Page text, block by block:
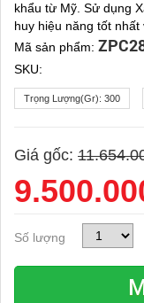
khẩu từ Mỹ. Sử dụng
huy hiệu năng tốt
Mã sản phẩm:
SKU:
Trọng Lượng(gr): 300
Giá gốc:
Số lượng